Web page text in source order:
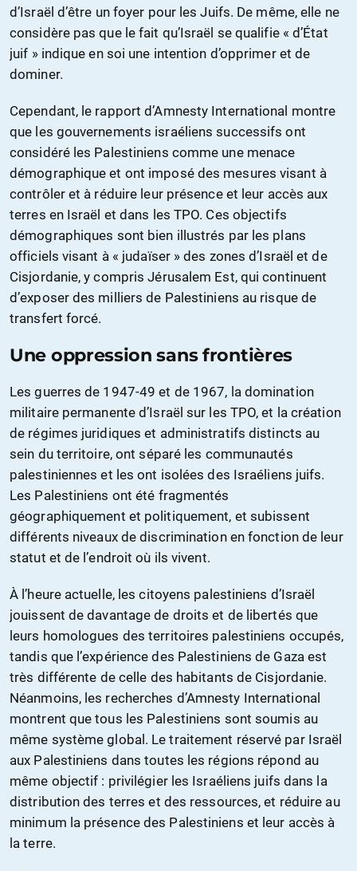
d’Israël d’être un foyer pour les Juifs. De même, elle ne
considère pas que le fait qu’Israël se qualifie « d’État
juif » indique en soi une intention d’opprimer et de
dominer.
Cependant, le rapport d’Amnesty International montre
que les gouvernements israéliens successifs ont
considéré les Palestiniens comme une menace
démographique et ont imposé des mesures visant à
contrôler et à réduire leur présence et leur accès aux
terres en Israël et dans les TPO. Ces objectifs
démographiques sont bien illustrés par les plans
officiels visant à « judaïser » des zones d’Israël et de
Cisjordanie, y compris Jérusalem Est, qui continuent
d’exposer des milliers de Palestiniens au risque de
transfert forcé.
Une oppression sans frontières
Les guerres de 1947-49 et de 1967, la domination
militaire permanente d’Israël sur les TPO, et la création
de régimes juridiques et administratifs distincts au
sein du territoire, ont séparé les communautés
palestiniennes et les ont isolées des Israéliens juifs.
Les Palestiniens ont été fragmentés
géographiquement et politiquement, et subissent
différents niveaux de discrimination en fonction de leur
statut et de l’endroit où ils vivent.
À l’heure actuelle, les citoyens palestiniens d’Israël
jouissent de davantage de droits et de libertés que
leurs homologues des territoires palestiniens occupés,
tandis que l’expérience des Palestiniens de Gaza est
très différente de celle des habitants de Cisjordanie.
Néanmoins, les recherches d’Amnesty International
montrent que tous les Palestiniens sont soumis au
même système global. Le traitement réservé par Israël
aux Palestiniens dans toutes les régions répond au
même objectif : privilégier les Israéliens juifs dans la
distribution des terres et des ressources, et réduire au
minimum la présence des Palestiniens et leur accès à
la terre.